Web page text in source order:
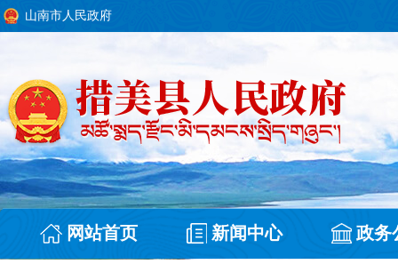
山南市人民政府
网站首页 新闻中心 政务